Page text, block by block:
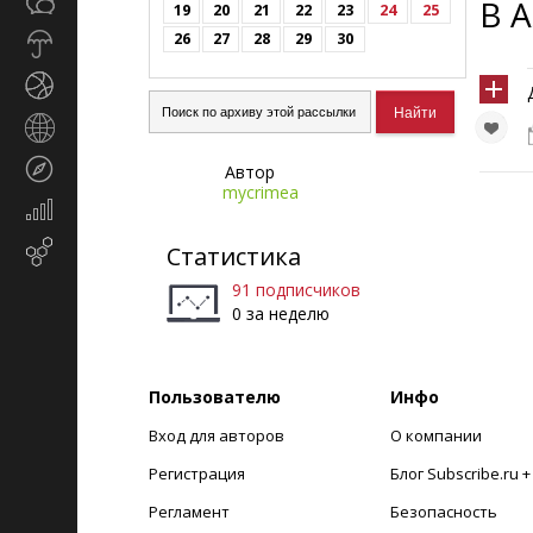
19
20 21 22 23 24
25
26
27 28 29 30
Автор
mycrimea
Статистика
91 подписчиков
0 за неделю
В
Пользователю
Вход для авторов
Регистрация
Регламент
Инфо
О компании
Блог Subscribe.ru +
Безопасность